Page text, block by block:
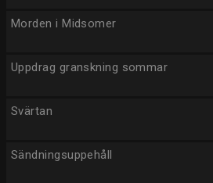
Morden i Midsomer
Uppdrag granskning sommar
Svärtan
Sändningsuppehåll